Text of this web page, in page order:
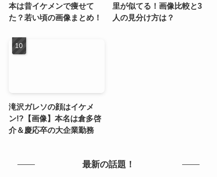
本は昔イケメンで痩せて
た？若い頃の画像まとめ！
里が似てる！画像比較と3
人の見分け方は？
滝沢ガレソの顔はイケメ
ン!?【画像】本名は倉多啓
介＆慶応卒の大企業勤務
最新の話題！